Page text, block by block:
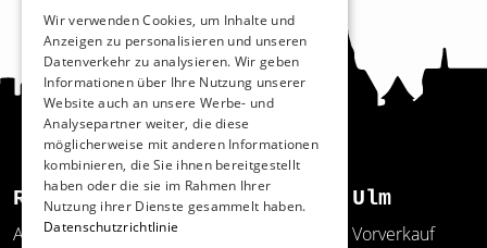
Recht und Ordnung
AGB
Ulm
Vorverkauf
Wir verwenden Cookies, um Inhalte und
Anzeigen zu personalisieren und unseren
Datenverkehr zu analysieren. Wir geben
Informationen über Ihre Nutzung unserer
Website auch an unsere Werbe- und
Analysepartner weiter, die diese
möglicherweise mit anderen Informationen
kombinieren, die Sie ihnen bereitgestellt
haben oder die sie im Rahmen Ihrer
Nutzung ihrer Dienste gesammelt haben.
Datenschutzrichtlinie